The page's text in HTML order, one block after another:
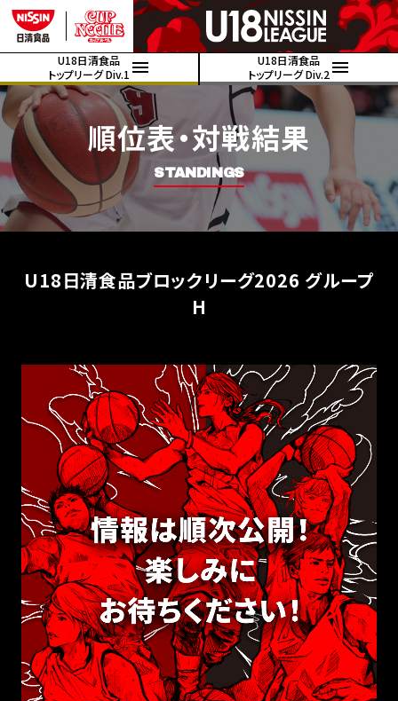
U18日清食品
トップリーグ Div.1
U18日清食品
トップリーグ Div.2
順位表・対戦結果
STANDINGS
U18日清食品ブロックリーグ2026 グループ
H